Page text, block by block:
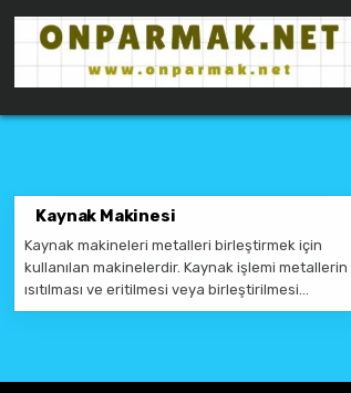
ONPARMAKNET SITELER
Kaynak Makinesi
Kaynak makineleri metalleri birleştirmek için
kullanılan makinelerdir. Kaynak işlemi metallerin
ısıtılması ve eritilmesi veya birleştirilmesi…